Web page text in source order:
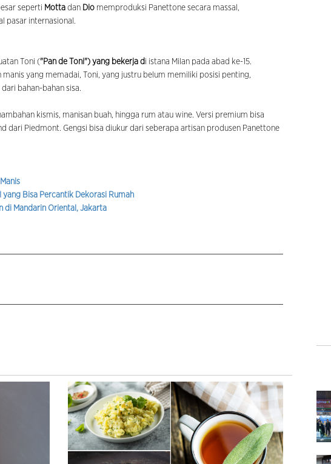
seperti Motta dan Dio memproduksi Panettone secara massal,
pasar internasional.
Toni ("Pan de Toni") yang bekerja di istana Milan pada abad ke-15.
yang memadai, Toni, yang justru belum memiliki posisi penting,
bahan-bahan sisa.
kismis, manisan buah, hingga rum atau wine. Versi premium bisa
dari Piedmont. Gengsi bisa diukur dari seberapa artisan produsen Panettone
yang Bisa Percantik Dekorasi Rumah
di Mandarin Oriental, Jakarta